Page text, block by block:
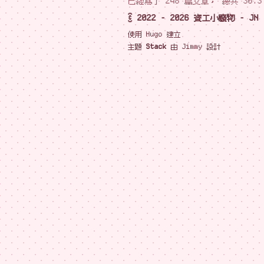
© 2022 - 2026 資工小廢物 - JN
使用 Hugo建立
主題 Stack由 Jimmy設計